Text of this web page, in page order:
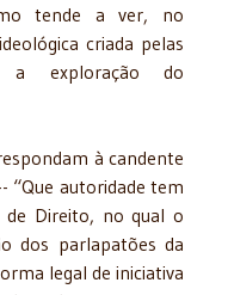
tende a ver, no
criada pelas
a exploração do
à candente
“Que autoridade tem
Direito, no qual o
dos parlapatões da
legal de iniciativa